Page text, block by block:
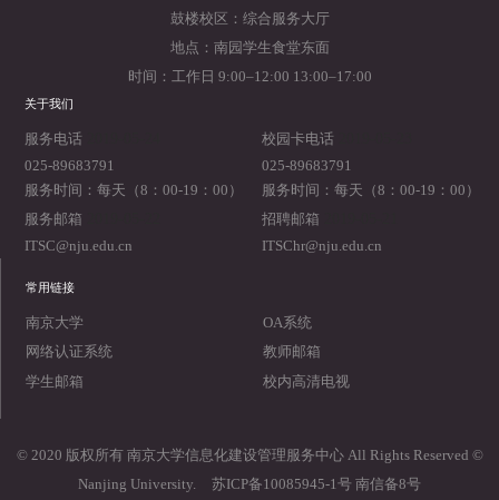
鼓楼校区：综合服务大厅
地点：南园学生食堂东面
时间：工作日 9:00–12:00 13:00–17:00
关于我们
服务电话
025-89683791
服务时间：每天（8：00-19：00）
校园卡电话
025-89683791
服务时间：每天（8：00-19：00）
服务邮箱
ITSC@nju.edu.cn
招聘邮箱
ITSChr@nju.edu.cn
常用链接
南京大学
OA系统
网络认证系统
教师邮箱
学生邮箱
校内高清电视
© 2020 版权所有 南京大学信息化建设管理服务中心 All Rights Reserved ©
Nanjing University.
苏ICP备10085945-1号 南信备8号